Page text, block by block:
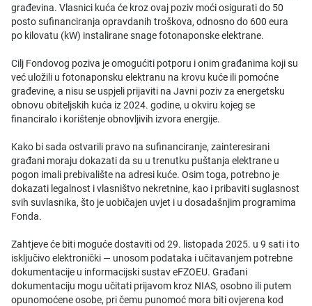
građevina. Vlasnici kuća će kroz ovaj poziv moći osigurati do 50
posto sufinanciranja opravdanih troškova, odnosno do 600 eura
po kilovatu (kW) instalirane snage fotonaponske elektrane.
Cilj Fondovog poziva je omogućiti potporu i onim građanima koji su
već uložili u fotonaponsku elektranu na krovu kuće ili pomoćne
građevine, a nisu se uspjeli prijaviti na Javni poziv za energetsku
obnovu obiteljskih kuća iz 2024. godine, u okviru kojeg se
financiralo i korištenje obnovljivih izvora energije.
Kako bi sada ostvarili pravo na sufinanciranje, zainteresirani
građani moraju dokazati da su u trenutku puštanja elektrane u
pogon imali prebivalište na adresi kuće. Osim toga, potrebno je
dokazati legalnost i vlasništvo nekretnine, kao i pribaviti suglasnost
svih suvlasnika, što je uobičajen uvjet i u dosadašnjim programima
Fonda.
Zahtjeve će biti moguće dostaviti od 29. listopada 2025. u 9 sati i to
isključivo elektronički — unosom podataka i učitavanjem potrebne
dokumentacije u informacijski sustav eFZOEU. Građani
dokumentaciju mogu učitati prijavom kroz NIAS, osobno ili putem
opunomoćene osobe, pri čemu punomoć mora biti ovjerena kod